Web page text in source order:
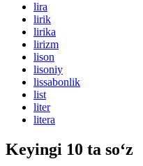
lira
lirik
lirika
lirizm
lison
lisoniy
lissabonlik
list
liter
litera
Keyingi 10 ta so‘z